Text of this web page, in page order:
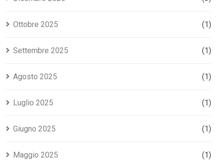
Ottobre 2025 (1)
Settembre 2025 (1)
Agosto 2025 (1)
Luglio 2025 (1)
Giugno 2025 (1)
Maggio 2025 (1)